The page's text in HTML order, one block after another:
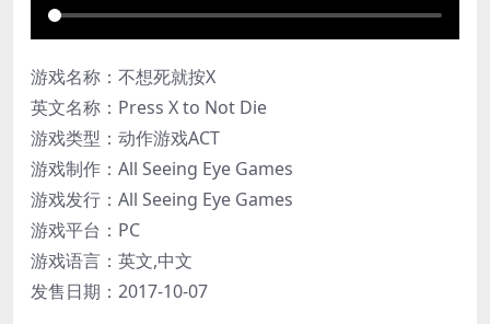
游戏名称：不想死就按X
英文名称：Press X to Not Die
游戏类型：动作游戏ACT
游戏制作：All Seeing Eye Games
游戏发行：All Seeing Eye Games
游戏平台：PC
游戏语言：英文,中文
发售日期：2017-10-07